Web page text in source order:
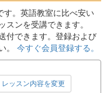
す。英語教室に比べ安い
スンを受講できます。
付できます。登録および
。 今すぐ会員登録する。
レッスン内容を変更